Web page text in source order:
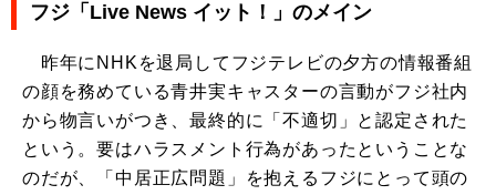
フジ「Live News イット！」のメイン
昨年にNHKを退局してフジテレビの夕方の情報番組
の顔を務めている青井実キャスターの言動がフジ社内
から物言いがつき、最終的に「不適切」と認定された
という。要はハラスメント行為があったということな
のだが、「中居正広問題」を抱えるフジにとって頭の